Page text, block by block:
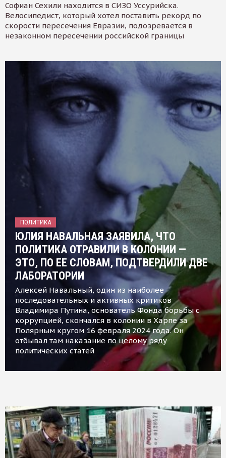
Софиан Сехили находится в СИЗО Уссурийска.
Велосипедист, который хотел поставить рекорд по
скорости пересечения Евразии, подозревается в
незаконном пересечении российской границы
ПОЛИТИКА
ЮЛИЯ НАВАЛЬНАЯ ЗАЯВИЛА, ЧТО
ПОЛИТИКА ОТРАВИЛИ В КОЛОНИИ —
ЭТО, ПО ЕЕ СЛОВАМ, ПОДТВЕРДИЛИ ДВЕ
ЛАБОРАТОРИИ
Алексей Навальный, один из наиболее
последовательных и активных критиков
Владимира Путина, основатель Фонда борьбы с
коррупцией, скончался в колонии в Харпе за
Полярным кругом 16 февраля 2024 года. Он
отбывал там наказание по целому ряду
политических статей